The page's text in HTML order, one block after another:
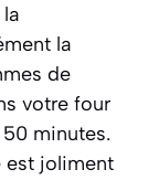
la
de
votre four
minutes.
est joliment